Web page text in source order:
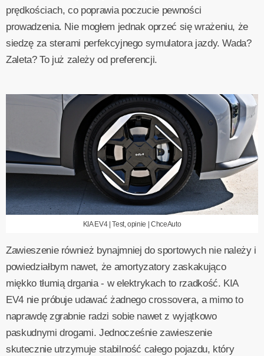
prędkościach, co poprawia poczucie pewności
prowadzenia. Nie mogłem jednak oprzeć się wrażeniu, że
siedzę za sterami perfekcyjnego symulatora jazdy. Wada?
Zaleta? To już zależy od preferencji.
KIA EV4 | Test, opinie | ChceAuto
Zawieszenie również bynajmniej do sportowych nie należy i
powiedziałbym nawet, że amortyzatory zaskakująco
miękko tłumią drgania - w elektrykach to rzadkość. KIA
EV4 nie próbuje udawać żadnego crossovera, a mimo to
naprawdę zgrabnie radzi sobie nawet z wyjątkowo
paskudnymi drogami. Jednocześnie zawieszenie
skutecznie utrzymuje stabilność całego pojazdu, który